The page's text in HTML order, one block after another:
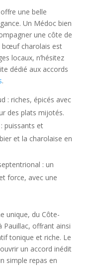
une belle
Un Médoc bien
une côte de
bœuf charolais est
locaux, n’hésitez
dédié aux accords
.
: riches, épicés avec
des plats mijotés.
puissants et
et la charolaise en
: un
force, avec une
unique, du Côte-
Pauillac, offrant ainsi
tonique et riche. Le
un accord inédit
simple repas en